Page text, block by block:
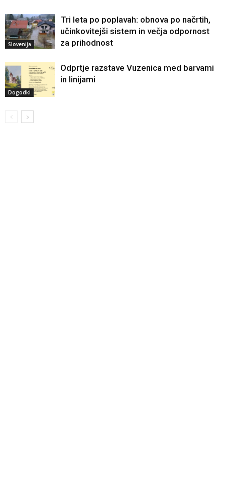
Slovenija
Tri leta po poplavah: obnova po načrtih,
učinkovitejši sistem in večja odpornost
za prihodnost
Dogodki
Odprtje razstave Vuzenica med barvami
in linijami